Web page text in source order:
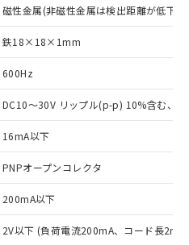
磁性金属(非磁性金属は検出距離が低下し
鉄18×18×1mm
600Hz
DC10～30V リップル(p-p) 10%含む、
16mA以下
PNPオープンコレクタ
200mA以下
2V以下 (負荷電流200mA、コード長2m